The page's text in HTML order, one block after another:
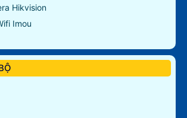
Hikvision
Imou